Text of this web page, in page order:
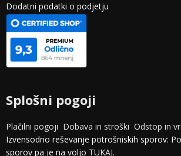
Dodatni podatki o podjetju
Splošni pogoji
Plačilni pogoji Dobava in stroški Odstop in
Izvensodno reševanje potrošniskih sporov:
sporov pa je na voljo TUKAJ.